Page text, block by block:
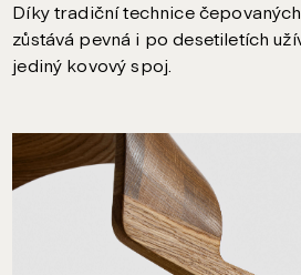
Díky tradiční technice
zůstává pevná i po desetiletích
jediný kovový spoj.